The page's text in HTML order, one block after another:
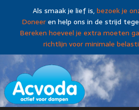
Als smaak je lief is,bezoek je
Doneeren help ons in de strijd
Bereken hoeveel je extra moeten
richtlijn voor minimale